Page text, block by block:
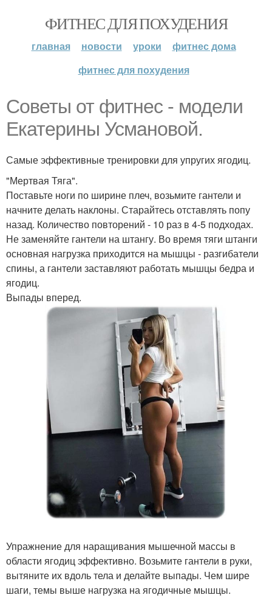
ФИТНЕС ДЛЯ ПОХУДЕНИЯ
главная новости уроки
фитнес дома
фитнес для похудения
Советы от фитнес - модели
Екатерины Усмановой.
Самые эффективные тренировки для упругих ягодиц.
"Мертвая Тяга".
Поставьте ноги по ширине плеч, возьмите гантели и
начните делать наклоны. Старайтесь отставлять попу
назад. Количество повторений - 10 раз в 4-5 подходах.
Не заменяйте гантели на штангу. Во время тяги штанги
основная нагрузка приходится на мышцы - разгибатели
спины, а гантели заставляют работать мышцы бедра и
ягодиц.
Выпады вперед.
Упражнение для наращивания мышечной массы в
области ягодиц эффективно. Возьмите гантели в руки,
вытяните их вдоль тела и делайте выпады. Чем шире
шаги, темы выше нагрузка на ягодичные мышцы.